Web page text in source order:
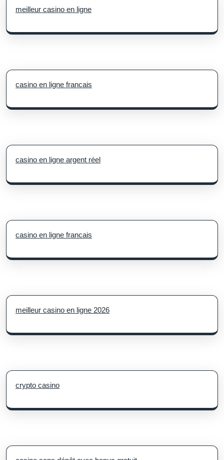
meilleur casino en ligne
casino en ligne francais
casino en ligne argent réel
casino en ligne francais
meilleur casino en ligne 2026
crypto casino